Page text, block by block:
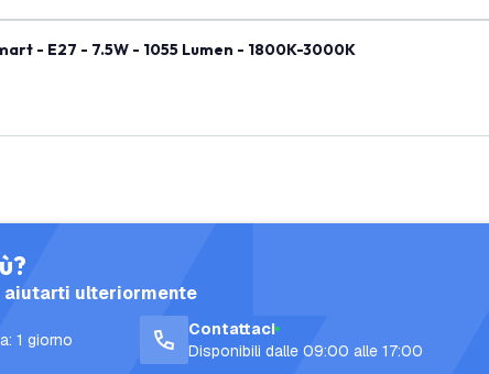
- E27 - 7.5W - 1055 Lumen - 1800K-3000K
aiutarti ulteriormente
1 giorno
Contattaci
Disponibili dalle 09:00 alle 17:00